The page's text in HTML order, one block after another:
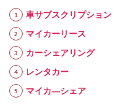
車サブスクリプション
マイカーリース
カーシェアリング
レンタカー
マイカ―シェア